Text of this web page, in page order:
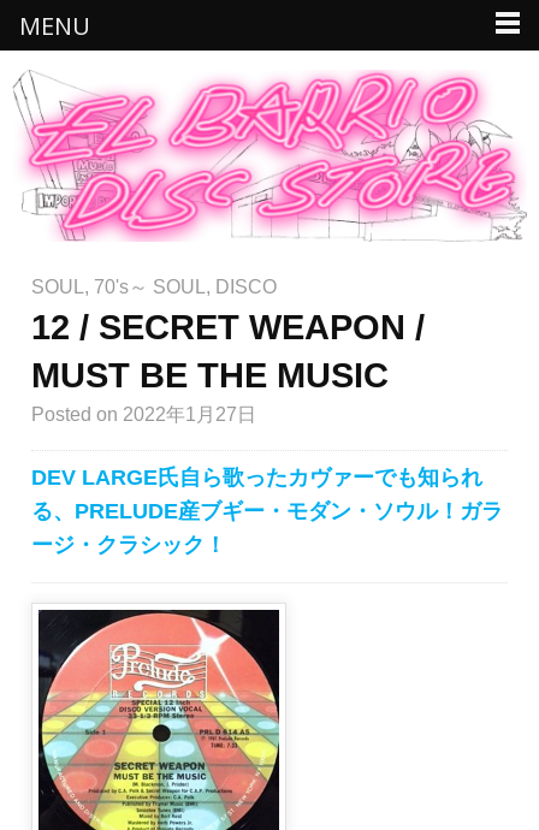
SOUL , 70's～ SOUL , DISCO
12 / SECRET WEAPON /
MUST BE THE MUSIC
Posted on 2022年1月27日
DEV LARGE氏自ら歌ったカヴァーでも知られ
る、PRELUDE産ブギー・モダン・ソウル！ガラ
ージ・クラシック！
MENU